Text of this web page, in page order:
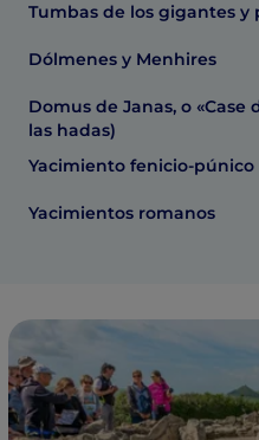
Tumbas de los gigantes y
Dólmenes y Menhires
Domus de Janas, o «Case
las hadas)
Yacimiento fenicio-púnico
Yacimientos romanos